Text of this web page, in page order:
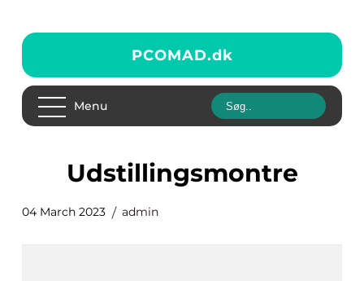
PCOMAD.dk
Menu
udstillingsmontre
04 March 2023 admin